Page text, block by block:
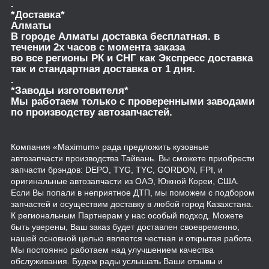
.
*Доставка*
Алматы
В городе Алматы доставка бесплатная. в
течении 2х часов с момента заказа
во все регионы РК и СНГ как Экспресс доставка
так и стандартная доставка от 1 дня.
.
*Заводы изготовителя*
Мы работаем только с проверенными заводами
по производству автозапчастей.
Компания «Maximum» рада предложить кузовные
автозапчасти производства Тайвань. Вы сможете приобрести
запчасти брэндов: DEPO, TYG, TYC, GORDON, FPI, и
оригинальные автозапчасти из ОАЭ, Южной Кореи, США.
Если Вы попали в неприятное ДТП, мы поможем с подбором
запчастей и осуществим доставку в любой город Казахстана.
К региональным Партнерам у нас особый подход. Можете
быть уверены, Ваш заказ будет доставлен своевременно,
нашей основной целью является честная и открытая работа.
Мы постоянно работаем над улучшением качества
обслуживания. Будем рады услышать Ваши отзывы и